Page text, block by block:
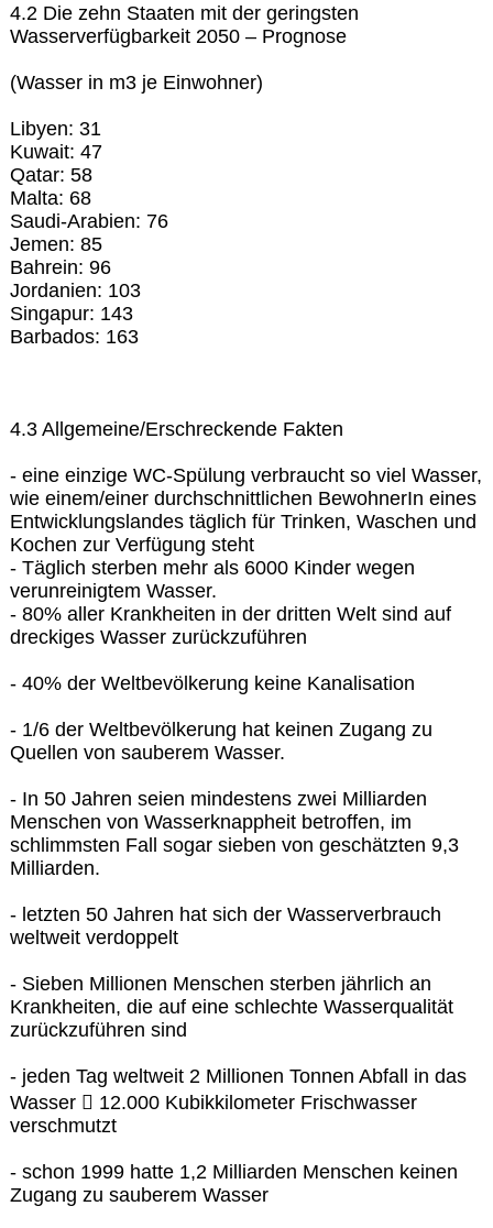
4.2 Die zehn Staaten mit der geringsten
Wasserverfügbarkeit 2050 – Prognose
(Wasser in m3 je Einwohner)
Libyen: 31
Kuwait: 47
Qatar: 58
Malta: 68
Saudi-Arabien: 76
Jemen: 85
Bahrein: 96
Jordanien: 103
Singapur: 143
Barbados: 163
4.3 Allgemeine/Erschreckende Fakten
- eine einzige WC-Spülung verbraucht so viel Wasser,
wie einem/einer durchschnittlichen BewohnerIn eines
Entwicklungslandes täglich für Trinken, Waschen und
Kochen zur Verfügung steht
- Täglich sterben mehr als 6000 Kinder wegen
verunreinigtem Wasser.
- 80% aller Krankheiten in der dritten Welt sind auf
dreckiges Wasser zurückzuführen
- 40% der Weltbevölkerung keine Kanalisation
- 1/6 der Weltbevölkerung hat keinen Zugang zu
Quellen von sauberem Wasser.
- In 50 Jahren seien mindestens zwei Milliarden
Menschen von Wasserknappheit betroffen, im
schlimmsten Fall sogar sieben von geschätzten 9,3
Milliarden.
- letzten 50 Jahren hat sich der Wasserverbrauch
weltweit verdoppelt
- Sieben Millionen Menschen sterben jährlich an
Krankheiten, die auf eine schlechte Wasserqualität
zurückzuführen sind
- jeden Tag weltweit 2 Millionen Tonnen Abfall in das
Wasser  12.000 Kubikkilometer Frischwasser
verschmutzt
- schon 1999 hatte 1,2 Milliarden Menschen keinen
Zugang zu sauberem Wasser